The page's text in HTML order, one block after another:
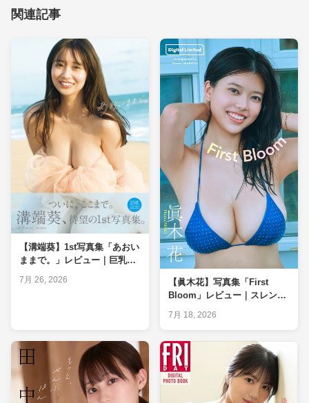
関連記事
【溝端葵】1st写真集「あおい
ままで。」レビュー｜巨乳
7月 26, 2026
【眞木花】写真集「First
Bloom」レビュー｜スレンダ
養士が判定
7月 18, 2026